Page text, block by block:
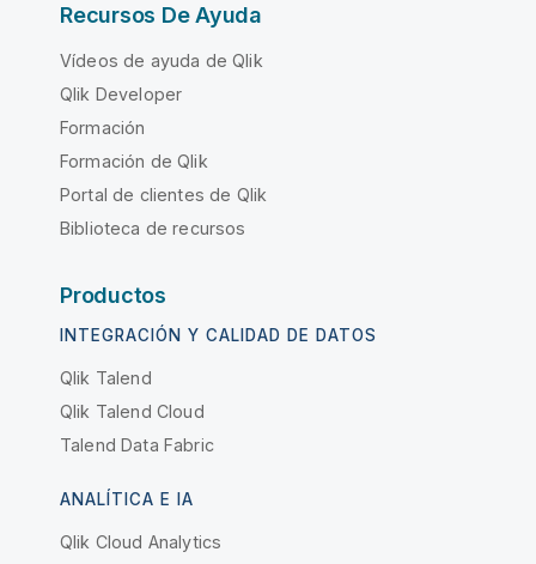
Recursos De Ayuda
Vídeos de ayuda de Qlik
Qlik Developer
Formación
Formación de Qlik
Portal de clientes de Qlik
Biblioteca de recursos
Productos
INTEGRACIÓN Y CALIDAD DE DATOS
Qlik Talend
Qlik Talend Cloud
Talend Data Fabric
ANALÍTICA E IA
Qlik Cloud Analytics